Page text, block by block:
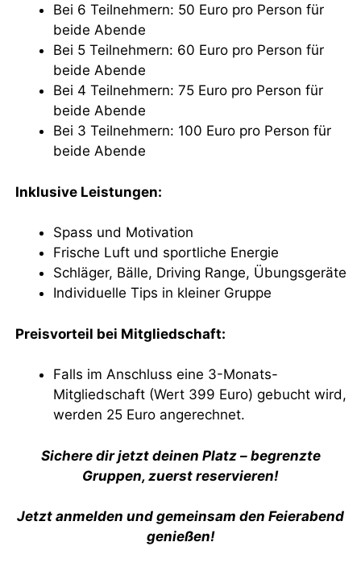
Bei 6 Teilnehmern: 50 Euro pro Person für
beide Abende
Bei 5 Teilnehmern: 60 Euro pro Person für
beide Abende
Bei 4 Teilnehmern: 75 Euro pro Person für
beide Abende
Bei 3 Teilnehmern: 100 Euro pro Person für
beide Abende
Inklusive Leistungen:
Spass und Motivation
Frische Luft und sportliche Energie
Schläger, Bälle, Driving Range, Übungsgeräte
Individuelle Tips in kleiner Gruppe
Preisvorteil bei Mitgliedschaft:
Falls im Anschluss eine 3-Monats-
Mitgliedschaft (Wert 399 Euro) gebucht wird,
werden 25 Euro angerechnet.
Sichere dir jetzt deinen Platz – begrenzte
Gruppen, zuerst reservieren!
Jetzt anmelden und gemeinsam den Feierabend
genießen!